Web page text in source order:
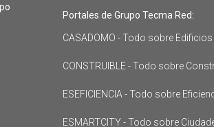
Portales de Grupo Tecma Red:
CASADOMO - Todo sobre
CONSTRUIBLE - Todo sobre
ESEFICIENCIA - Todo sobre
ESMARTCITY - Todo sobre